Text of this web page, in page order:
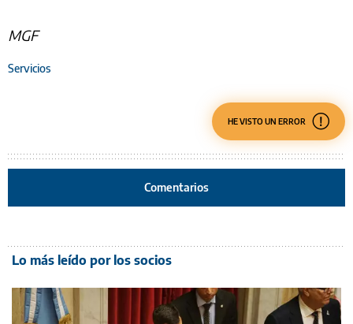
MGF
Servicios
HE VISTO UN ERROR
Comentarios
Lo más leído por los socios